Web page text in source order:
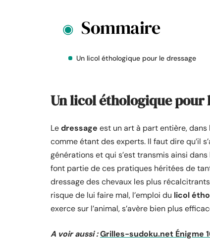
Sommaire
Un licol éthologique pour le dressage
Un licol éthologique pour
Ledressage est un art à part entière,
comme étant des experts. Il faut dire qu’il
générations et qui s’est transmis ainsi dans
font partie de ces pratiques héritées de
dressage des chevaux les plus
risque de lui faire mal, l’emploi du licol
exerce sur l’animal, s’avère bien plus
A voir aussi :Grilles-sudoku.net Énigme